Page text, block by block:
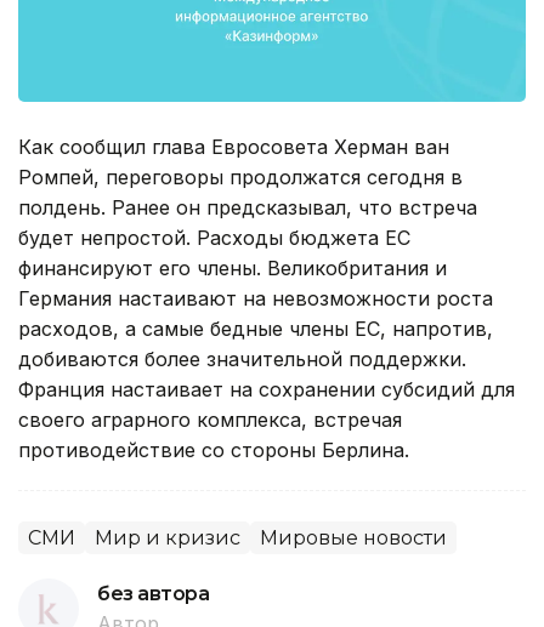
Как сообщил глава Евросовета Херман ван
Ромпей, переговоры продолжатся сегодня в
полдень. Ранее он предсказывал, что встреча
будет непростой. Расходы бюджета ЕС
финансируют его члены. Великобритания и
Германия настаивают на невозможности роста
расходов, а самые бедные члены ЕС, напротив,
добиваются более значительной поддержки.
Франция настаивает на сохранении субсидий для
своего аграрного комплекса, встречая
противодействие со стороны Берлина.
СМИ Мир и кризис Мировые новости
без автора